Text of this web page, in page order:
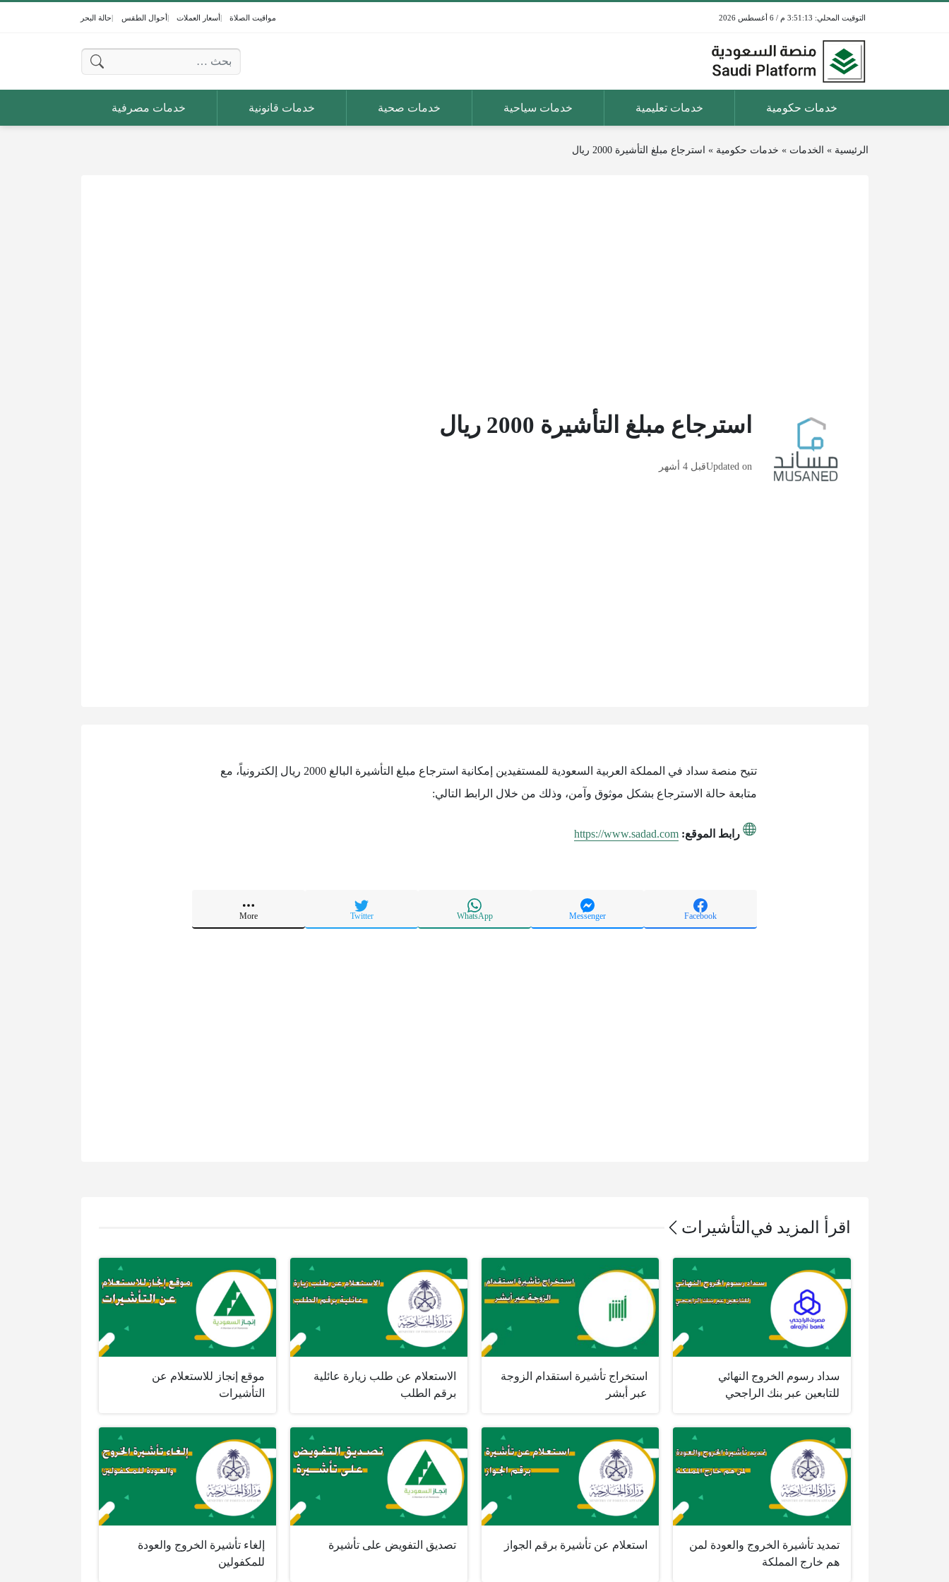
3:51:13 م / 6 أغسطس 2026 مواقيت الصلاة أسعار العملات أحوال الطقس حالة البحر
البحث عن:
خدمات حكومية خدمات تعليمية خدمات سياحية خدمات صحية خدمات قانونية خدمات مصرفية
الرئيسية » الخدمات » خدمات حكومية » استرجاع مبلغ التأشيرة 2000 ريال
استرجاع مبلغ التأشيرة 2000 ريال
Updated onقبل 4 أشهر
تتيح منصة سداد في المملكة العربية السعودية للمستفيدين إمكانية استرجاع مبلغ التأشيرة البالغ 2000 ريال إلكترونياً، مع
متابعة حالة الاسترجاع بشكل موثوق وآمن، وذلك من خلال الرابط التالي:
رابط الموقع: https://www.sadad.com
Facebook
Messenger
WhatsApp
Twitter
More
اقرأ المزيد في التأشيرات
سداد رسوم الخروج النهائي
للتابعين عبر بنك الراجحي
استخراج تأشيرة استقدام الزوجة
عبر أبشر
الاستعلام عن طلب زيارة عائلية
برقم الطلب
موقع إنجاز للاستعلام عن
التأشيرات
تمديد تأشيرة الخروج والعودة لمن
هم خارج المملكة
استعلام عن تأشيرة برقم الجواز تصديق التفويض على تأشيرة
إلغاء تأشيرة الخروج والعودة
للمكفولين